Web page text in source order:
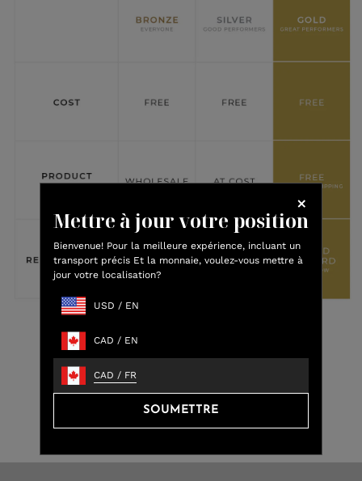
Mettre à jour votre position
Bienvenue! Pour la meilleure expérience, incluant un
transport précis Et la monnaie, voulez-vous mettre à
jour votre localisation?
USD / EN
CAD / EN
CAD / FR
SOUMETTRE
Pour commencer,
maintenant.